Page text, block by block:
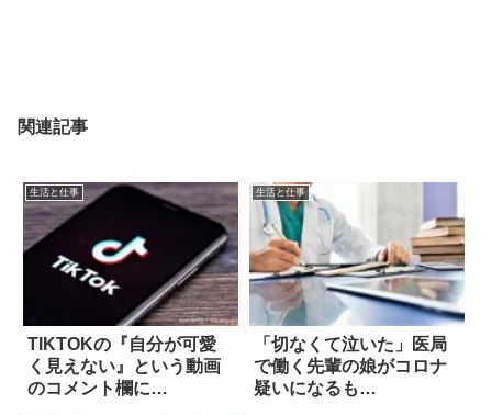
関連記事
生活と仕事
TIKTOKの『自分が可愛
く見えない』という動画
のコメント欄に…
生活と仕事
「切なくて泣いた」医局
で働く先輩の娘がコロナ
疑いになるも…